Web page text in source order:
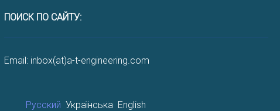
ПОИСК ПО САЙТУ:
Email: inbox(at)a-t-engineering.com
Русский Українська English